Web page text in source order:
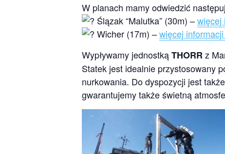
W planach mamy odwiedzić
Ślązak “Malutka” (30m) –więcej
Wicher (17m) –więcej
Wypływamy jednostkąTHORRz
Statek jest idealnie przystosowany
nurkowania. Do dyspozycji jest
gwarantujemy także świetną